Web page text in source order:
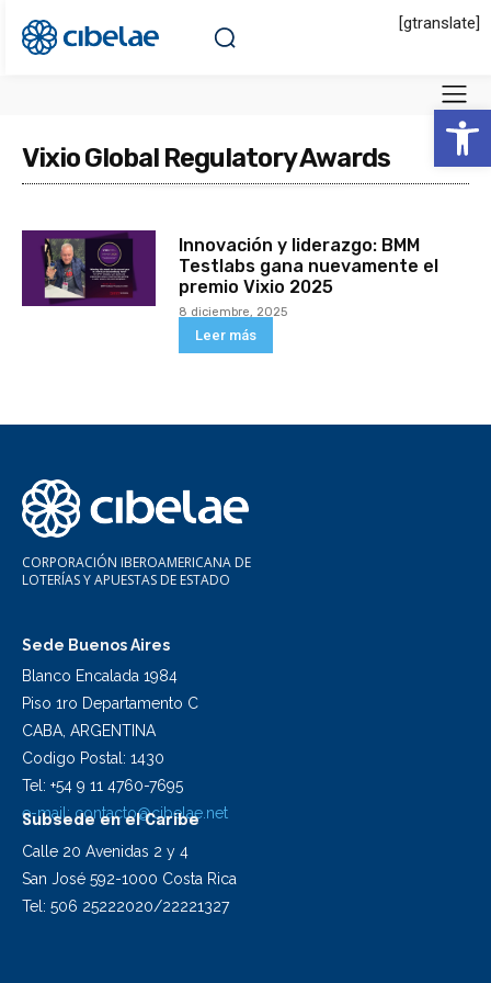
Abrir
[gtranslate]
Vixio Global Regulatory Awards
Innovación y liderazgo: BMM
Testlabs gana nuevamente el
premio Vixio 2025
8 diciembre, 2025
Leer más
CORPORACIÓN IBEROAMERICANA DE
LOTERÍAS Y APUESTAS DE ESTADO
Sede Buenos Aires
Blanco Encalada 1984
Piso 1ro Departamento C
CABA, ARGENTINA
Codigo Postal: 1430
Tel: +54 9 11 4760-7695
e-mail: contacto@cibelae.net
Subsede en el Caribe
Calle 20 Avenidas 2 y 4
San José 592-1000 Costa Rica
Tel: 506 25222020/22221327